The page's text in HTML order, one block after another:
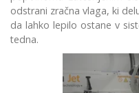
odstrani zračna vlaga, ki
da lahko lepilo ostane v
tedna.